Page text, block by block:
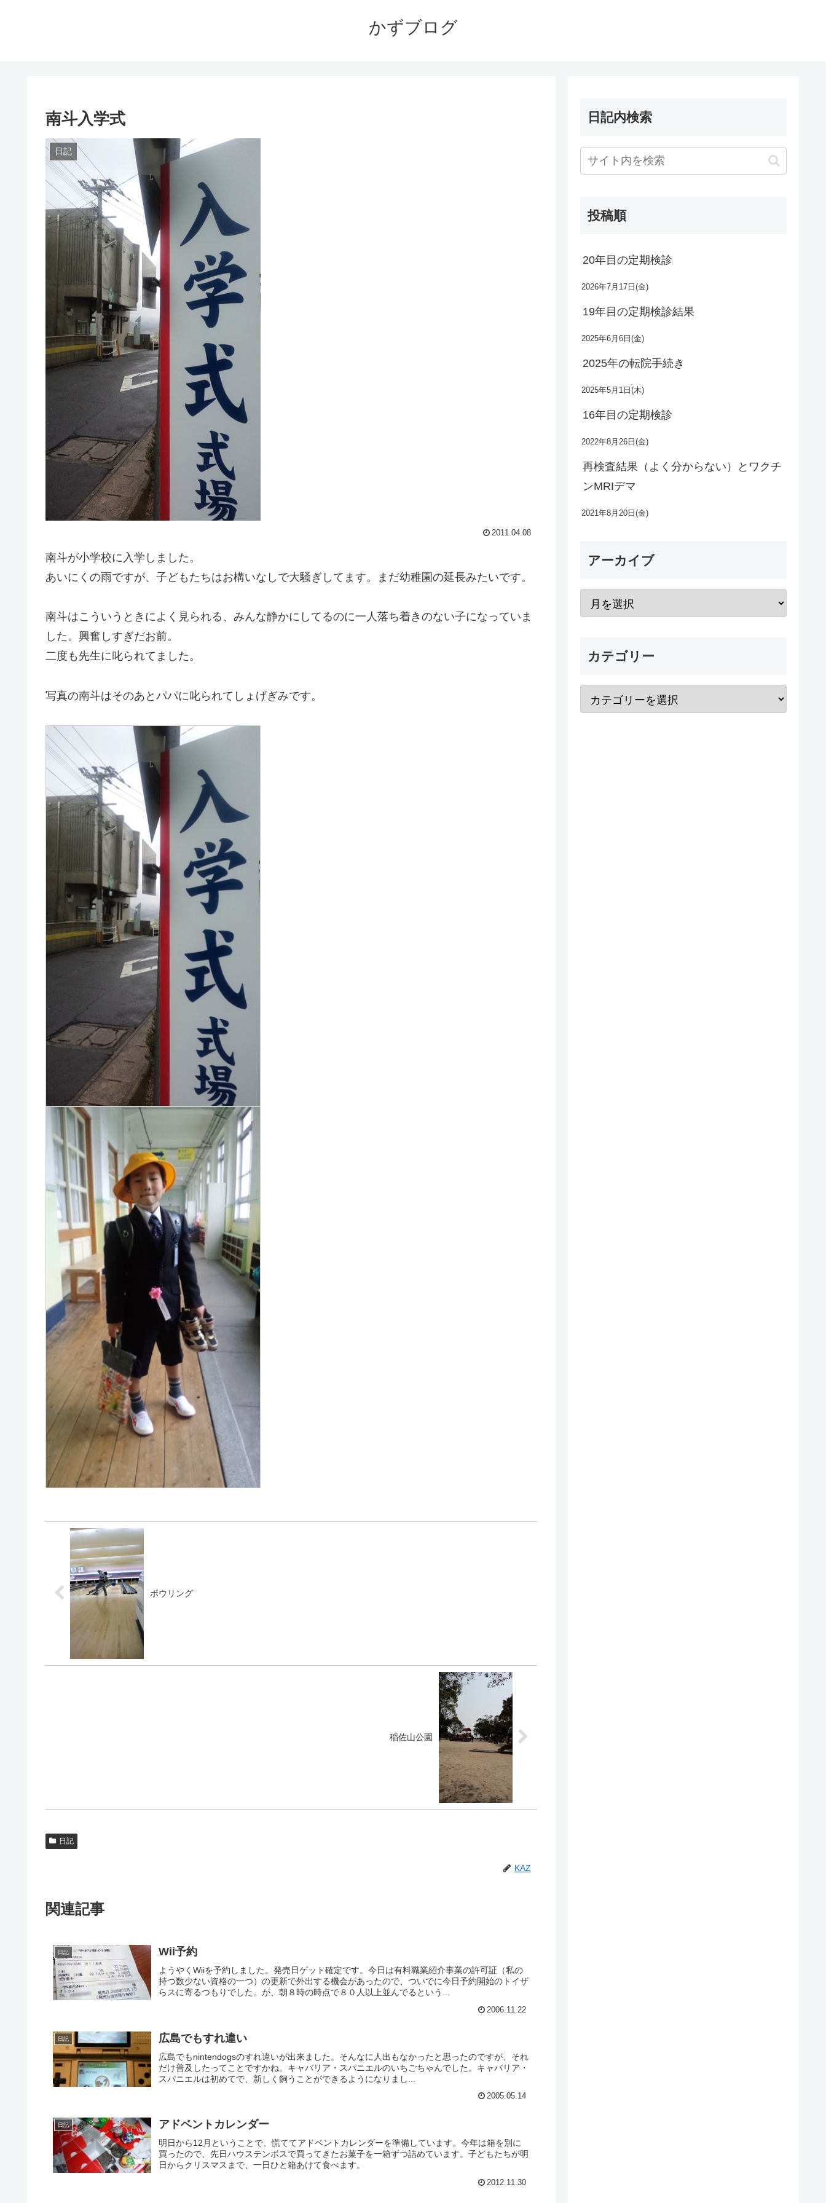
かずブログ
南斗入学式
日記
2011.04.08
南斗が小学校に入学しました。
あいにくの雨ですが、子どもたちはお構いなしで大騒ぎしてます。まだ幼稚園の延長みたいです。
南斗はこういうときによく見られる、みんな静かにしてるのに一人落ち着きのない子になっていま
した。興奮しすぎだお前。
二度も先生に叱られてました。
写真の南斗はそのあとパパに叱られてしょげぎみです。
ボウリング
稲佐山公園
日記
KAZ
関連記事
日記 Wii予約
ようやくWiiを予約しました。発売日ゲット確定です。今日は有料職業紹介事業の許可証（私の
持つ数少ない資格の一つ）の更新で外出する機会があったので、ついでに今日予約開始のトイザ
らスに寄るつもりでした。が、朝８時の時点で８０人以上並んでるという...
2006.11.22
日記 広島でもすれ違い
広島でもnintendogsのすれ違いが出来ました。そんなに人出もなかったと思ったのですが、それ
だけ普及したってことですかね。キャバリア・スパニエルのいちごちゃんでした。キャバリア・
スパニエルは初めてで、新しく飼うことができるようになりまし...
2005.05.14
日記 アドベントカレンダー
明日から12月ということで、慌ててアドベントカレンダーを準備しています。今年は箱を別に
買ったので、先日ハウステンボスで買ってきたお菓子を一箱ずつ詰めています。子どもたちが明
日からクリスマスまで、一日ひと箱あけて食べます。
2012.11.30
日記内検索
投稿順
20年目の定期検診
2026年7月17日(金)
19年目の定期検診結果
2025年6月6日(金)
2025年の転院手続き
2025年5月1日(木)
16年目の定期検診
2022年8月26日(金)
再検査結果（よく分からない）とワクチ
ンMRIデマ
2021年8月20日(金)
アーカイブ
カテゴリー